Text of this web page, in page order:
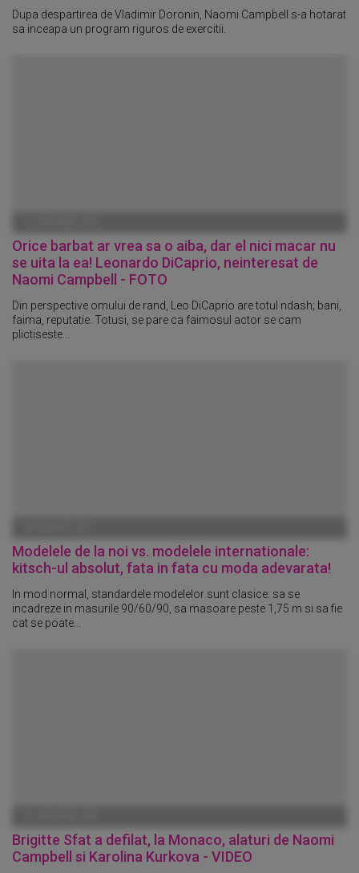
Dupa despartirea de Vladimir Doronin, Naomi Campbell s-a hotarat
sa inceapa un program riguros de exercitii.
Orice barbat ar vrea sa o aiba, dar el nici macar nu
se uita la ea! Leonardo DiCaprio, neinteresat de
Naomi Campbell - FOTO
Din perspective omului de rand, Leo DiCaprio are totul ndash; bani,
faima, reputatie. Totusi, se pare ca faimosul actor se cam
plictiseste...
Modelele de la noi vs. modelele internationale:
kitsch-ul absolut, fata in fata cu moda adevarata!
In mod normal, standardele modelelor sunt clasice: sa se
incadreze in masurile 90/60/90, sa masoare peste 1,75 m si sa fie
cat se poate...
Brigitte Sfat a defilat, la Monaco, alaturi de Naomi
Campbell si Karolina Kurkova - VIDEO